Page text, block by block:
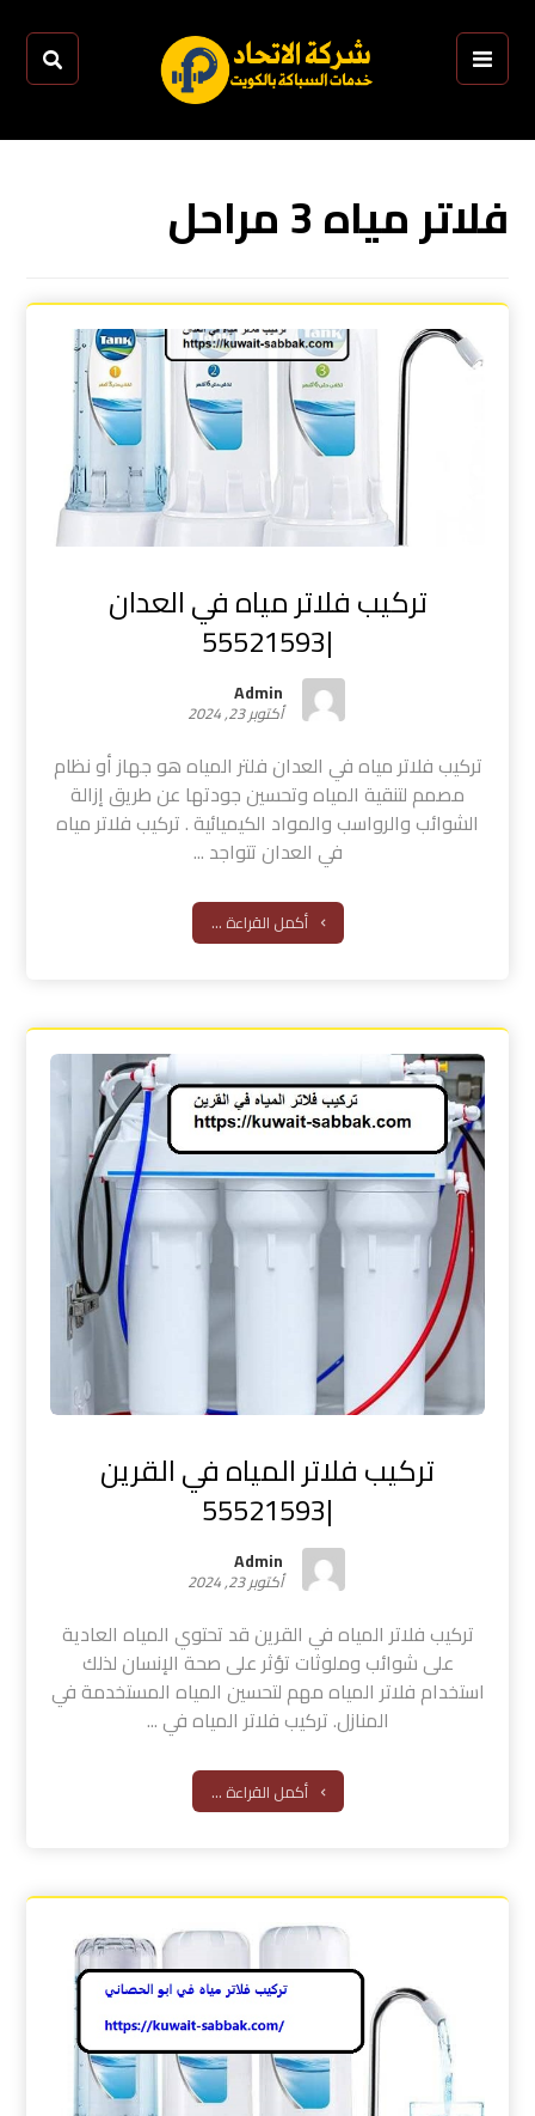
فلاتر مياه 3 مراحل
تركيب فلاتر مياه في العدان
|55521593
Admin
أكتوبر 23, 2024
تركيب فلاتر مياه في العدان فلتر المياه هو جهاز أو نظام
مصمم لتنقية المياه وتحسين جودتها عن طريق إزالة
الشوائب والرواسب والمواد الكيميائية . تركيب فلاتر مياه
في العدان تتواجد ...
أكمل القراءة ...
تركيب فلاتر المياه في القرين
|55521593
Admin
أكتوبر 23, 2024
تركيب فلاتر المياه في القرين قد تحتوي المياه العادية
على شوائب وملوثات تؤثر على صحة الإنسان لذلك
استخدام فلاتر المياه مهم لتحسين المياه المستخدمة في
المنازل. تركيب فلاتر المياه في ...
أكمل القراءة ...